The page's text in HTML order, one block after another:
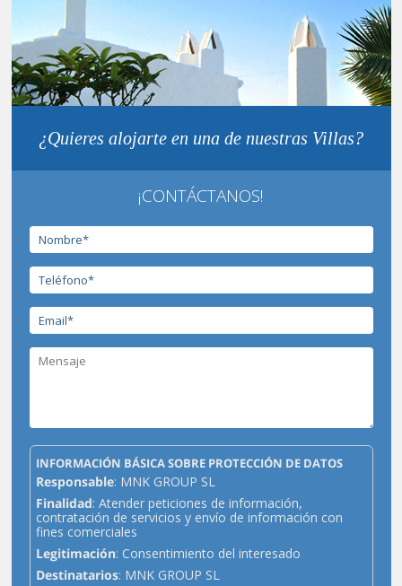
¿Quieres alojarte en una de nuestras Villas?
¡CONTÁCTANOS!
INFORMACIÓN BÁSICA SOBRE PROTECCIÓN DE DATOS
Responsable: MNK GROUP SL
Finalidad: Atender peticiones de información,
contratación de servicios y envío de información con
fines comerciales
Legitimación: Consentimiento del interesado
Destinatarios: MNK GROUP SL